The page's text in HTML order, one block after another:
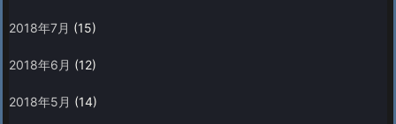
2018年7月 (15)
2018年6月 (12)
2018年5月 (14)